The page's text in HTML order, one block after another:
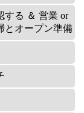
する ＆ 営業 or
とオープン準備